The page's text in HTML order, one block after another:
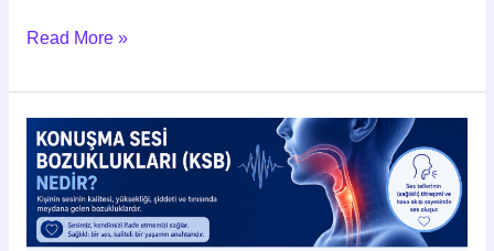
Read More »
Konuşma
Sesi
Bozuklukları
(KSB)
Nedir?